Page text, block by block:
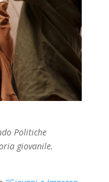
Politiche
giovanile.